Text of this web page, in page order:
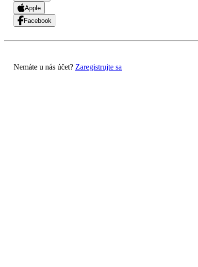
Apple
Facebook
Nemáte u nás účet? Zaregistrujte sa